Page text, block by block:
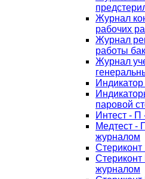
Журнал
рабочих
Журнал
работы
Журнал
паровой
Интест - П
Медтест -
журналом
журналом